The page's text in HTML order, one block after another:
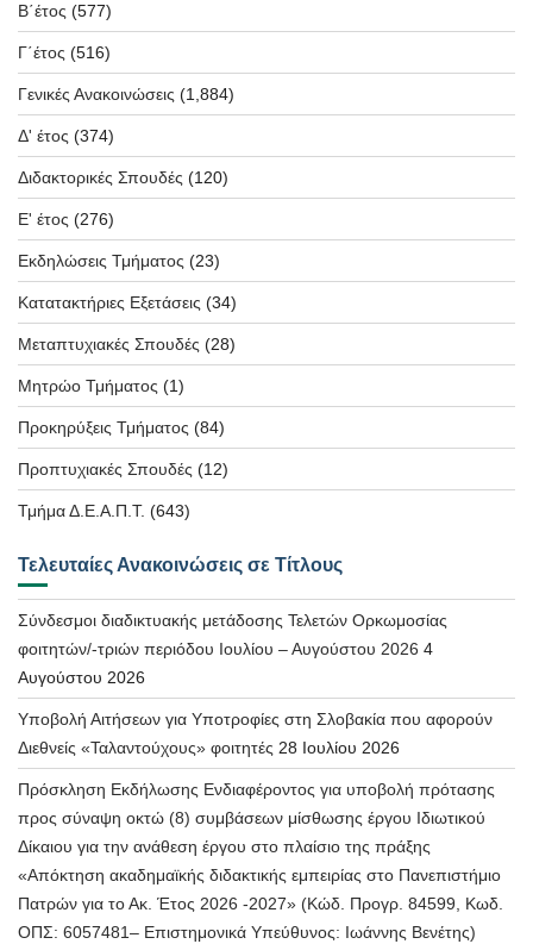
Β΄έτος (577)
Γ΄έτος (516)
Γενικές Ανακοινώσεις (1,884)
Δ' έτος (374)
Διδακτορικές Σπουδές (120)
Ε' έτος (276)
Εκδηλώσεις Τμήματος (23)
Κατατακτήριες Εξετάσεις (34)
Μεταπτυχιακές Σπουδές (28)
Μητρώο Τμήματος (1)
Προκηρύξεις Τμήματος (84)
Προπτυχιακές Σπουδές (12)
Τμήμα Δ.Ε.Α.Π.Τ. (643)
Τελευταίες Ανακοινώσεις σε Τίτλους
Σύνδεσμοι διαδικτυακής μετάδοσης Τελετών Ορκωμοσίας
φοιτητών/-τριών περιόδου Ιουλίου – Αυγούστου 2026 4
Αυγούστου 2026
Υποβολή Αιτήσεων για Υποτροφίες στη Σλοβακία που αφορούν
Διεθνείς «Ταλαντούχους» φοιτητές 28 Ιουλίου 2026
Πρόσκληση Εκδήλωσης Ενδιαφέροντος για υποβολή πρότασης
προς σύναψη οκτώ (8) συμβάσεων μίσθωσης έργου Ιδιωτικού
Δίκαιου για την ανάθεση έργου στο πλαίσιο της πράξης
«Απόκτηση ακαδημαϊκής διδακτικής εμπειρίας στο Πανεπιστήμιο
Πατρών για το Ακ. Έτος 2026 -2027» (Κώδ. Προγρ. 84599, Κωδ.
ΟΠΣ: 6057481– Επιστημονικά Υπεύθυνος: Ιωάννης Βενέτης)